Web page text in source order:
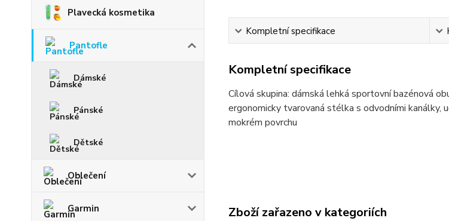
Plavecká kosmetika
Pantofle
Dámské
Pánské
Dětské
Oblečení
Garmin
Kompletní specifikace
Kompletní specifikace
Cílová skupina: dámská lehká sportovní bazénová
ergonomicky tvarovaná stélka s odvodními kanálky,
mokrém povrchu
Zboží zařazeno v kategoriích